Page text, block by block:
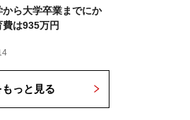
から大学卒業までにか
は935万円
っと見る